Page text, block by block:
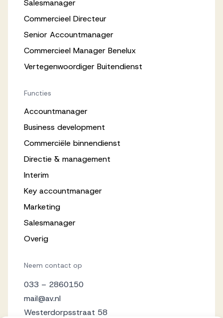
Salesmanager
Commercieel Directeur
Senior Accountmanager
Commercieel Manager Benelux
Vertegenwoordiger Buitendienst
Functies
Accountmanager
Business development
Commerciële binnendienst
Directie & management
Interim
Key accountmanager
Marketing
Salesmanager
Overig
Neem contact op
033 – 2860150
mail@av.nl
Westerdorpsstraat 58